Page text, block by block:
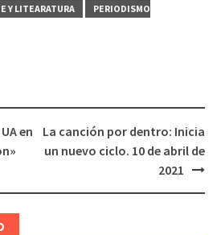
Y LITEARATURA
PERIODISMO
en
La canción por dentro: Inicia
un nuevo ciclo. 10 de abril de
2021